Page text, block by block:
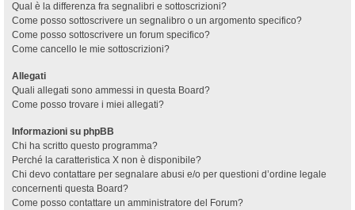
Qual è la differenza fra segnalibri e sottoscrizioni?
Come posso sottoscrivere un segnalibro o un argomento specifico?
Come posso sottoscrivere un forum specifico?
Come cancello le mie sottoscrizioni?
Allegati
Quali allegati sono ammessi in questa Board?
Come posso trovare i miei allegati?
Informazioni su phpBB
Chi ha scritto questo programma?
Perché la caratteristica X non è disponibile?
Chi devo contattare per segnalare abusi e/o per questioni d’ordine legale
concernenti questa Board?
Come posso contattare un amministratore del Forum?